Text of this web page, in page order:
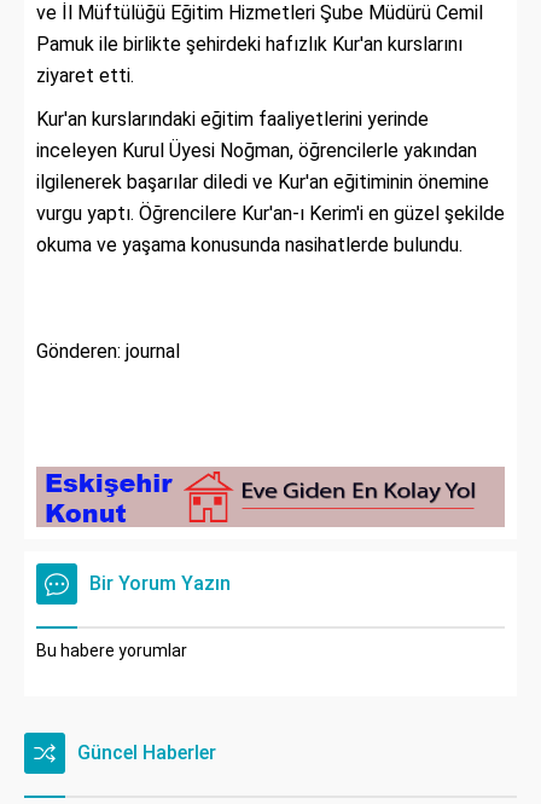
ve İl Müftülüğü Eğitim Hizmetleri Şube Müdürü Cemil
Pamuk ile birlikte şehirdeki hafızlık Kur'an kurslarını
ziyaret etti.
Kur'an kurslarındaki eğitim faaliyetlerini yerinde
inceleyen Kurul Üyesi Noğman, öğrencilerle yakından
ilgilenerek başarılar diledi ve Kur'an eğitiminin önemine
vurgu yaptı. Öğrencilere Kur'an-ı Kerim'i en güzel şekilde
okuma ve yaşama konusunda nasihatlerde bulundu.
Gönderen: journal
Bir Yorum Yazın
Bu habere yorumlar
Güncel Haberler